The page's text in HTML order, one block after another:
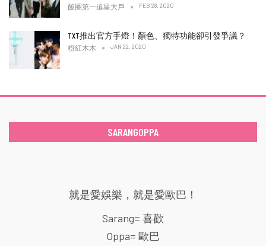
飯圈第一追星大戶 FEB 28, 2020
TXT推出官方手燈！顏色、獨特功能卻引發爭議？
粉紅木木 JAN 22, 2020
SARANGOPPA
就是愛娛樂，就是愛歐巴！
Sarang= 喜歡
Oppa= 歐巴